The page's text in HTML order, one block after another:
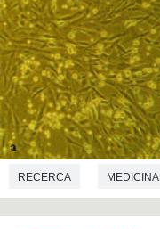
RECERCA MEDICINA